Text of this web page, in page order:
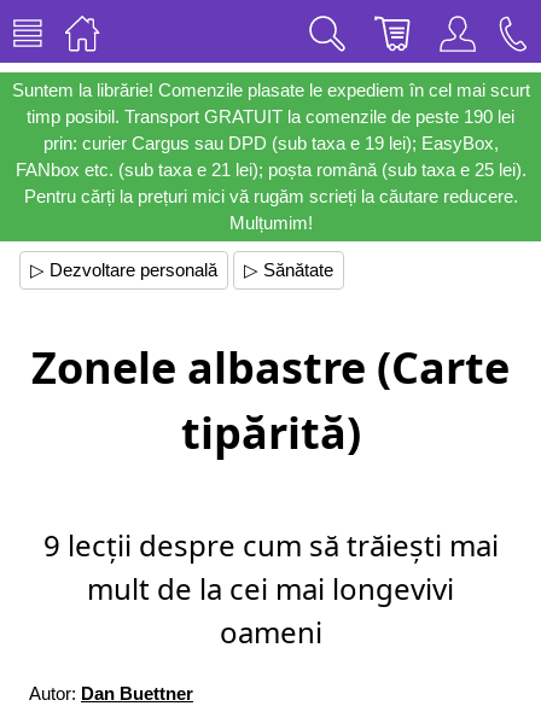
Suntem la librărie! Comenzile plasate le expediem în cel mai scurt
timp posibil. Transport GRATUIT la comenzile de peste 190 lei
prin: curier Cargus sau DPD (sub taxa e 19 lei); EasyBox,
FANbox etc. (sub taxa e 21 lei); poșta română (sub taxa e 25 lei).
Pentru cărți la prețuri mici vă rugăm scrieți la căutare reducere.
Mulțumim!
▷ Dezvoltare personală ▷ Sănătate
Zonele albastre (Carte
tipărită)
9 lecții despre cum să trăiești mai
mult de la cei mai longevivi
oameni
Autor: Dan Buettner